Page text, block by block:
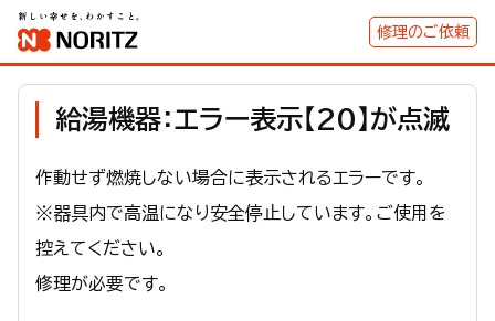
修理のご依頼
給湯機器：エラー表示【20】が点滅
作動せず燃焼しない場合に表示されるエラーです。
※器具内で高温になり安全停止しています。ご使用を
控えてください。
修理が必要です。